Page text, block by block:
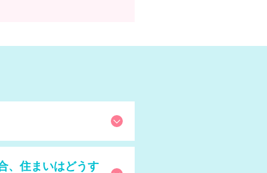
、住まいはどうす